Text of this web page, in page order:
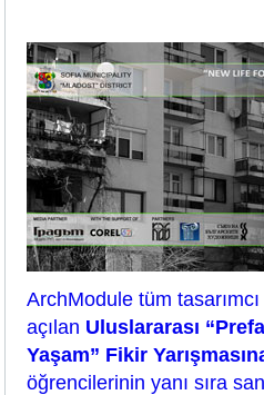
ArchModule tüm
açılan Uluslararası
Yaşam” Fikir
öğrencilerinin yanı sıra